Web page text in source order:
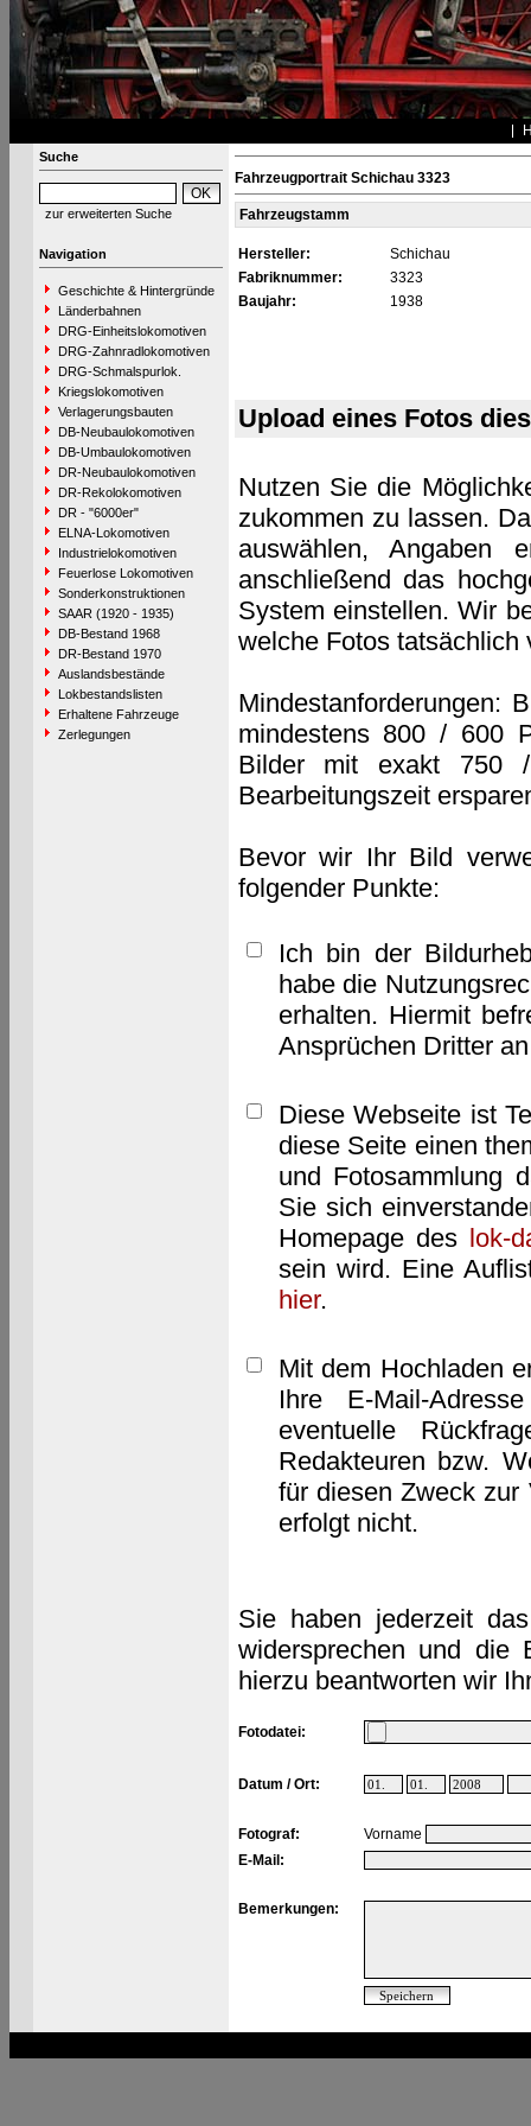
Suche
zur erweiterten Suche
Navigation
Geschichte & Hintergründe
Länderbahnen
DRG-Einheitslokomotiven
DRG-Zahnradlokomotiven
DRG-Schmalspurlok.
Kriegslokomotiven
Verlagerungsbauten
DB-Neubaulokomotiven
DB-Umbaulokomotiven
DR-Neubaulokomotiven
DR-Rekolokomotiven
DR - "6000er"
ELNA-Lokomotiven
Industrielokomotiven
Feuerlose Lokomotiven
Sonderkonstruktionen
SAAR (1920 - 1935)
DB-Bestand 1968
DR-Bestand 1970
Auslandsbestände
Lokbestandslisten
Erhaltene Fahrzeuge
Zerlegungen
Fahrzeugportrait Schichau 3323
Fahrzeugstamm
Hersteller:
Schichau
Fabriknummer:
3323
Baujahr:
1938
Upload eines Fotos
Nutzen Sie die
zukommen zu lassen.
auswählen, Angaben
anschließend das
System einstellen. Wir
welche Fotos tatsächlich
Mindestanforderungen:
mindestens 800 / 600
Bilder mit exakt 750
Bearbeitungszeit
Bevor wir Ihr Bild
folgender Punkte:
Ich bin der
habe die
erhalten. Hiermit
Ansprüchen Dritter
Diese Webseite ist
diese Seite einen
und Fotosammlung
Sie sich
Homepage des lok-
sein wird. Eine
hier.
Mit dem Hochladen
Ihre E-Mail-
eventuelle
Redakteuren bzw.
für diesen Zweck zur
erfolgt nicht.
Sie haben jederzeit
widersprechen und die
hierzu beantworten wir
Fotodatei:
Datum / Ort:
Fotograf:
Vorname
E-Mail:
Bemerkungen: